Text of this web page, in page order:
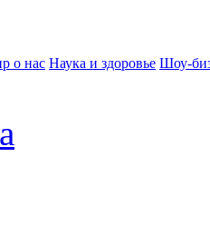
о нас Наука и здоровье Шоу-